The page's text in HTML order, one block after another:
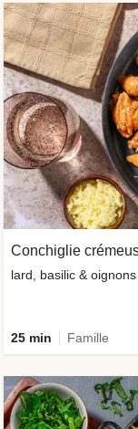
Conchiglie
lard, basilic &
25 min Famille